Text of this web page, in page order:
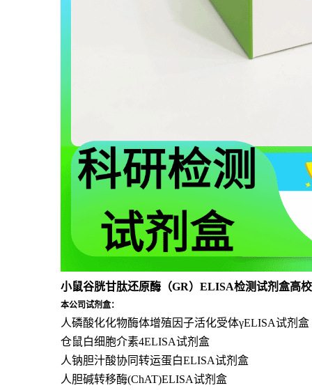
小鼠谷胱甘肽还原酶（GR）ELISA检测试剂盒高
本公司试剂盒：
人磷酸化化物酶体增殖因子活化受体γELISA试剂盒
仓鼠白细胞介素4ELISA试剂盒
人钠胆汁酸协同转运蛋白ELISA试剂盒
人胆碱转移酶(ChAT)ELISA试剂盒